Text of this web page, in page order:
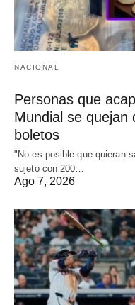
NACIONAL
Personas que
Mundial se quejan
boletos
"No es posible que quieran
sujeto con 200…
Ago 7, 2026